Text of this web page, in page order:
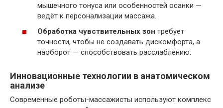
мышечного тонуса или особенностей осанки —
ведёт к персонализации массажа.
Обработка чувствительных зон требует
точности, чтобы не создавать дискомфорта, а
наоборот — способствовать расслаблению.
Инновационные технологии в анатомическом
анализе
Современные роботы-массажисты используют комплекс